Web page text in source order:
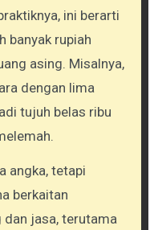
ini berarti
banyak rupiah
asing. Misalnya,
dengan lima
tujuh belas ribu
angka, tetapi
berkaitan
dan jasa, terutama